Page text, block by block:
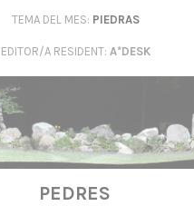
TEMA DEL MES: PIEDRAS
EDITOR/A RESIDENT: A*DESK
PEDRES